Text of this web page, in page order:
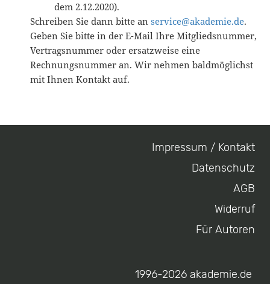
dem 2.12.2020).
Schreiben Sie dann bitte an service@akademie.de.
Geben Sie bitte in der E-Mail Ihre Mitgliedsnummer,
Vertragsnummer oder ersatzweise eine
Rechnungsnummer an. Wir nehmen baldmöglichst
mit Ihnen Kontakt auf.
Impressum / Kontakt
Datenschutz
AGB
Widerruf
Für Autoren
1996-2026 akademie.de